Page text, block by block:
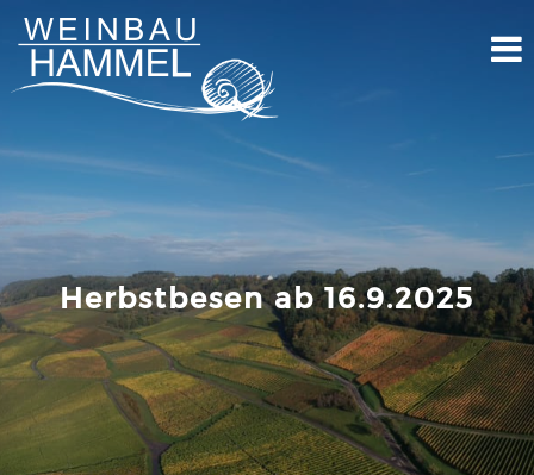
content
Herbstbesen ab 16.9.2025